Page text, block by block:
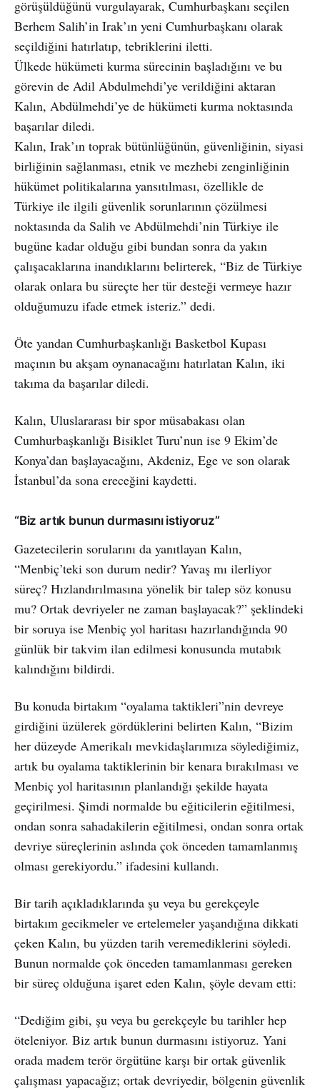
görüşüldüğünü vurgulayarak, Cumhurbaşkanı seçilen
Berhem Salih’in Irak’ın yeni Cumhurbaşkanı olarak
seçildiğini hatırlatıp, tebriklerini iletti.
Ülkede hükümeti kurma sürecinin başladığını ve bu
görevin de Adil Abdulmehdi’ye verildiğini aktaran
Kalın, Abdülmehdi’ye de hükümeti kurma noktasında
başarılar diledi.
Kalın, Irak’ın toprak bütünlüğünün, güvenliğinin, siyasi
birliğinin sağlanması, etnik ve mezhebi zenginliğinin
hükümet politikalarına yansıtılması, özellikle de
Türkiye ile ilgili güvenlik sorunlarının çözülmesi
noktasında da Salih ve Abdülmehdi’nin Türkiye ile
bugüne kadar olduğu gibi bundan sonra da yakın
çalışacaklarına inandıklarını belirterek, “Biz de Türkiye
olarak onlara bu süreçte her tür desteği vermeye hazır
olduğumuzu ifade etmek isteriz.” dedi.
Öte yandan Cumhurbaşkanlığı Basketbol Kupası
maçının bu akşam oynanacağını hatırlatan Kalın, iki
takıma da başarılar diledi.
Kalın, Uluslararası bir spor müsabakası olan
Cumhurbaşkanlığı Bisiklet Turu’nun ise 9 Ekim’de
Konya’dan başlayacağını, Akdeniz, Ege ve son olarak
İstanbul’da sona ereceğini kaydetti.
“Biz artık bunun durmasını istiyoruz”
Gazetecilerin sorularını da yanıtlayan Kalın,
“Menbiç’teki son durum nedir? Yavaş mı ilerliyor
süreç? Hızlandırılmasına yönelik bir talep söz konusu
mu? Ortak devriyeler ne zaman başlayacak?” şeklindeki
bir soruya ise Menbiç yol haritası hazırlandığında 90
günlük bir takvim ilan edilmesi konusunda mutabık
kalındığını bildirdi.
Bu konuda birtakım “oyalama taktikleri”nin devreye
girdiğini üzülerek gördüklerini belirten Kalın, “Bizim
her düzeyde Amerikalı mevkidaşlarımıza söylediğimiz,
artık bu oyalama taktiklerinin bir kenara bırakılması ve
Menbiç yol haritasının planlandığı şekilde hayata
geçirilmesi. Şimdi normalde bu eğiticilerin eğitilmesi,
ondan sonra sahadakilerin eğitilmesi, ondan sonra ortak
devriye süreçlerinin aslında çok önceden tamamlanmış
olması gerekiyordu.” ifadesini kullandı.
Bir tarih açıkladıklarında şu veya bu gerekçeyle
birtakım gecikmeler ve ertelemeler yaşandığına dikkati
çeken Kalın, bu yüzden tarih veremediklerini söyledi.
Bunun normalde çok önceden tamamlanması gereken
bir süreç olduğuna işaret eden Kalın, şöyle devam etti:
“Dediğim gibi, şu veya bu gerekçeyle bu tarihler hep
öteleniyor. Biz artık bunun durmasını istiyoruz. Yani
orada madem terör örgütüne karşı bir ortak güvenlik
çalışması yapacağız; ortak devriyedir, bölgenin güvenlik